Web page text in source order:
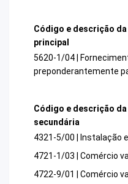
Código e descrição
principal
5620-1/04 |
preponderantemente
Código e descrição
secundária
4321-5/00 | Instalação
4721-1/03 | Comércio
4722-9/01 | Comércio